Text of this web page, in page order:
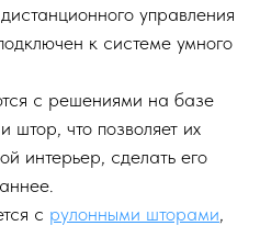
управления
к системе умного
с решениями на базе
штор, что позволяет их
интерьер, сделать его
с рулонными шторами,